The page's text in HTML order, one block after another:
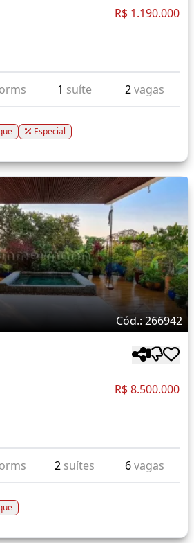
R$ 1.190.000
1 suíte 2vagas
Especial
Cód.: 266942
R$ 8.500.000
2 suítes 6vagas